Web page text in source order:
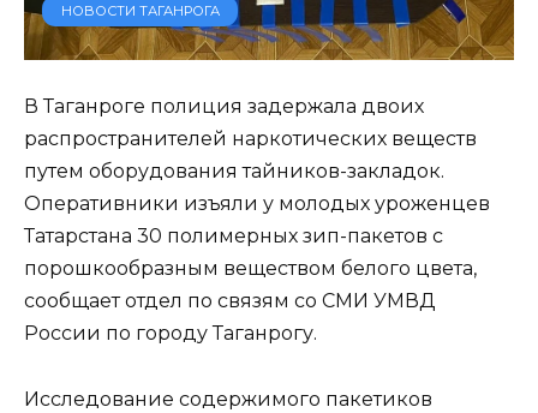
НОВОСТИ ТАГАНРОГА
В Таганроге полиция задержала двоих
распространителей наркотических веществ
путем оборудования тайников-закладок.
Оперативники изъяли у молодых уроженцев
Татарстана 30 полимерных зип-пакетов с
порошкообразным веществом белого цвета,
сообщает отдел по связям со СМИ УМВД
России по городу Таганрогу.
Исследование содержимого пакетиков